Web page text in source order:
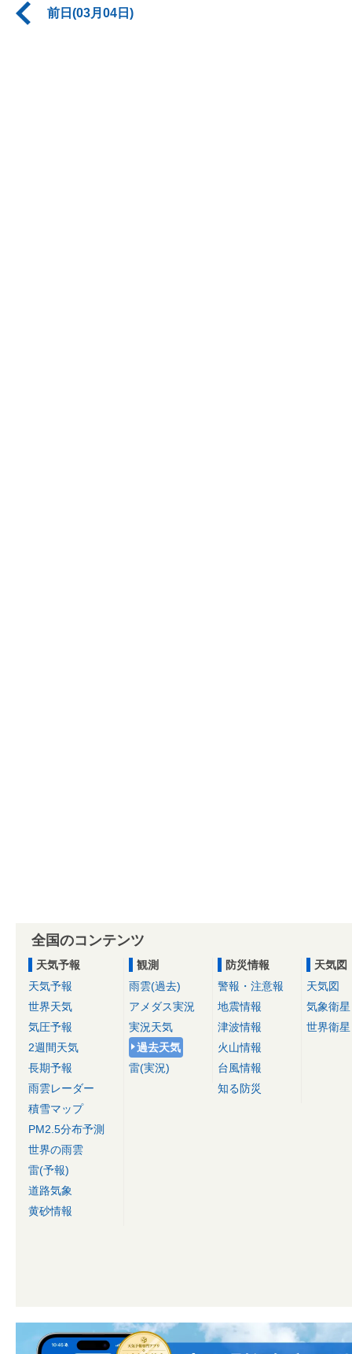
前日(03月04日)
全国のコンテンツ
天気予報
天気予報
世界天気
気圧予報
2週間天気
長期予報
雨雲レーダー
積雪マップ
PM2.5分布予測
世界の雨雲
雷(予報)
道路気象
黄砂情報
観測
雨雲(過去)
アメダス実況
実況天気
過去天気
雷(実況)
防災情報
警報・注意報
地震情報
津波情報
火山情報
台風情報
知る防災
天気図
天気図
気象衛星
世界衛星